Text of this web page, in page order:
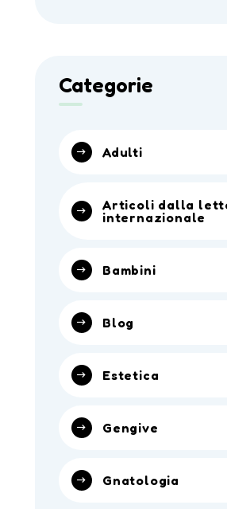
Categorie
Adulti
Articoli dalla
internazionale
Bambini
Blog
Estetica
Gengive
Gnatologia